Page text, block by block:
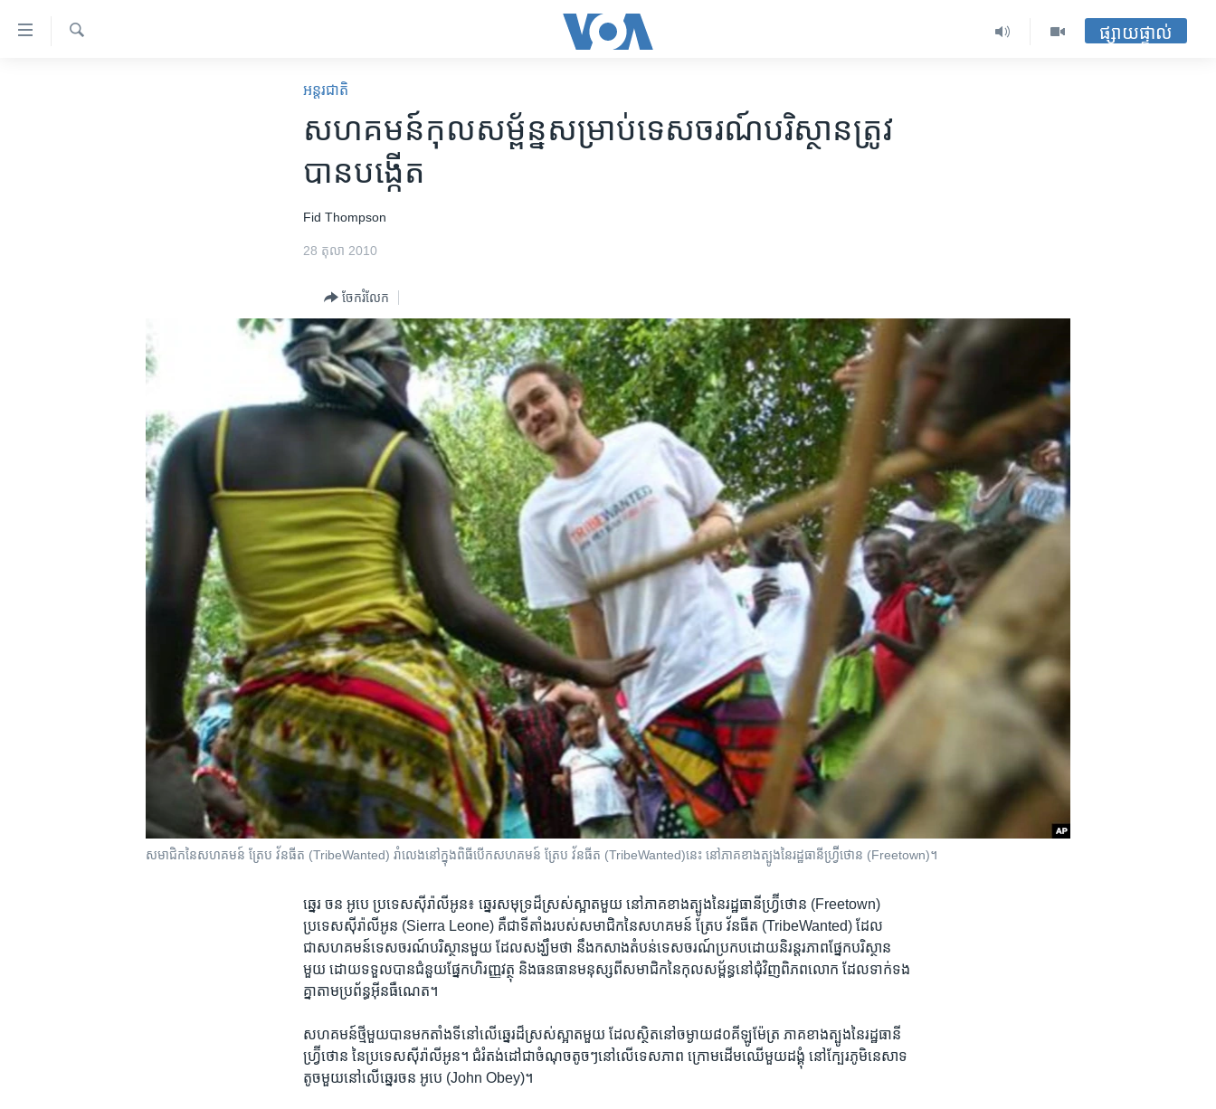
ទៅ​
ផ្សាយផ្ទាល់
អន្តរជាតិ
សហគមន៍កុលសម្ព័ន្ន​សម្រាប់​ទេសចរណ៍​បរិស្ថាន​ត្រូវ
បាន​បង្កើត
Fid Thompson
28 តុលា 2010
ចែករំលែក
សមាជិក​នៃសហគមន៍ ត្រែប វ័នធីត (TribeWanted) រាំ​លេង​នៅ​ក្នុង​ពិធី​បើក​សហគមន៍​ ត្រែប​ វ័នធីត​ (TribeWanted)នេះ​ នៅ​ភាគ​​​ខាង​ត្បូង​នៃ​រដ្ឋ​ធានី​ហ្វ្រ៊ីថោន (Freetown)។
ឆ្នេរ ចន អូបេ​ ប្រទេស​ស៊ីរ៉ាលីអូន៖ ឆ្នេរ​សមុទ្រ​ដ៏​ស្រស់​ស្អាត​មួយ​ នៅ​ភាគខាង​ត្បូង​នៃ​រដ្ឋ​ធានី​ហ្វ្រ៊ីថោន (Freetown)
ប្រទេស​ស៊ីរ៉ា​លី​អូន (Sierra Leone)​ គឺជា​ទីតាំង​របស់​សមាជិក​នៃសហគមន៍ ត្រែប វ័នធីត (TribeWanted) ដែល​
ជាសហគមន៍ទេសចរណ៍​បរិស្ថាន​មួយ​ ដែល​សង្ឃឹមថា ​នឹងកសាងតំបន់​ទេសចរណ៍​ប្រកប​ដោយ​និរន្តរភាព​ផ្នែក​បរិស្ថាន
មួយ ដោយ​ទទួល​បាន​ជំនួយ​ផ្នែក​ហិរញ្ញ​វត្ថុ​ និង​ធនធានមនុស្សពី​សមាជិក​នៃ​កុល​សម្ព័ន្ធ​នៅ​ជុំ​វិញ​ពិភពលោក ដែលទាក់​ទង
គ្នា​តាម​ប្រព័ន្ធ​អ៊ីនធឺណេត។
សហ​គមន៍​ថ្មី​មួយបាន​មក​តាំង​ទី​នៅ​លើ​ឆ្នេរ​ដ៏​ស្រស់​ស្អាត​មួយ ដែល​ស្ថិត​នៅចម្ងាយ​៨០​គីឡូ​ម៉ែត្រ​ ភាគ​ខាង​ត្បូងនៃ​រដ្ឋ​ធានី​
ហ្វ្រ៊ីថោន នៃ​ប្រទេស​ស៊ីរ៉ា​លីអូន។ ជំរំតង់ដៅជាចំណុច​តូចៗនៅ​លើ​ទេសភាព ក្រោមដើម​ឈើ​មួយដង្គុំ ​នៅ​ក្បែរ​ភូមិ​នេសាទ​
តូច​មួយ​នៅ​លើ​ឆ្នេរចន​ អូបេ (John Obey)។